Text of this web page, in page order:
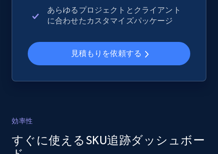
URL, Domain, Country code, Model number,
Sku, Product id, Product name, Manufacturer,
and more.
355+ 今すぐ始める
Sku, Product id, Product name, Manufacturer,
and more.
あらゆるプロジェクトとクライアント
に合わせたカスタマイズパッケージ
見積もりを依頼する
効率性
すぐに使えるSKU追跡ダッシュボー